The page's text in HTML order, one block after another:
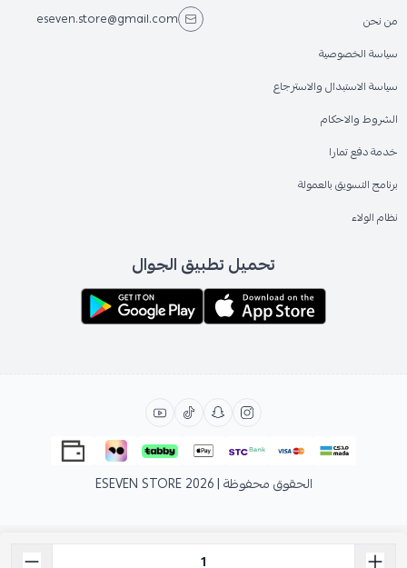
من نحن
سياسة الخصوصية
سياسة الاستبدال والاسترجاع
الشروط والاحكام
خدمة دفع تمارا
برنامج التسويق بالعمولة
نظام الولاء
eseven.store@gmail.com
تحميل تطبيق الجوال
الحقوق محفوظة | 2026 ESEVEN STORE